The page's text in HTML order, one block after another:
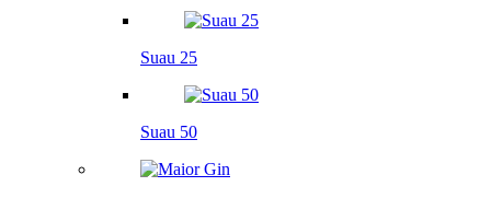
Suau 25
Suau 50